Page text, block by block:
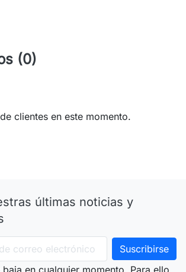
(0)
clientes en este momento.
últimas noticias y